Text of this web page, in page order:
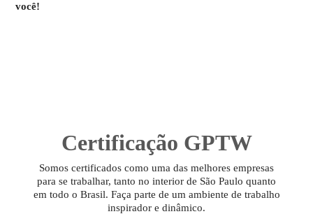
você!
Certificação GPTW
Somos certificados como uma das melhores empresas
para se trabalhar, tanto no interior de São Paulo quanto
em todo o Brasil. Faça parte de um ambiente de trabalho
inspirador e dinâmico.